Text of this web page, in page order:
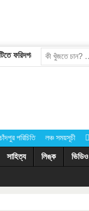
ফরিদগঞ্জের তারেকুর রহমান
চাঁদপুর পরিচিতি লঞ্চ সময়সূচী
সাহিত্য লিঙ্ক ভিডিও